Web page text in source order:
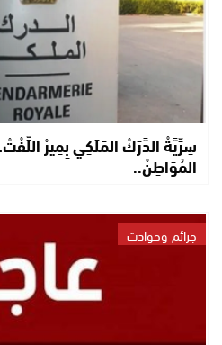
سِرِّيَّةْ الدَّرَكْ المَلَكِي بِمِيرْ
المُوَاطِنْ..
جرائم وحوادث